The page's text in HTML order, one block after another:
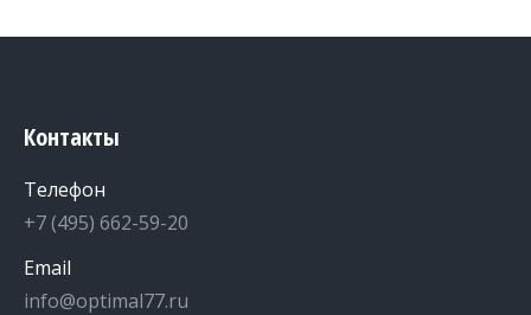
Контакты
Телефон
+7 (495) 662-59-20
Email
info@optimal77.ru